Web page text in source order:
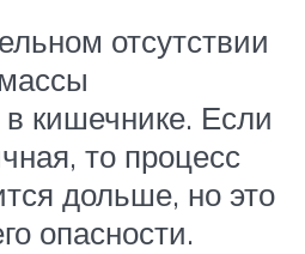
отсутствии
кишечнике. Если
то процесс
дольше, но это
опасности.